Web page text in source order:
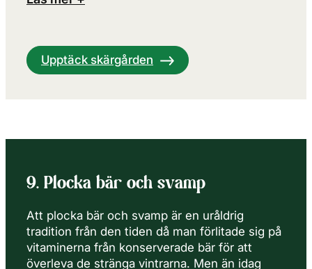
Upptäck skärgården
9. Plocka bär och svamp
Att plocka bär och svamp är en uråldrig
tradition från den tiden då man förlitade sig på
vitaminerna från konserverade bär för att
överleva de stränga vintrarna. Men än idag